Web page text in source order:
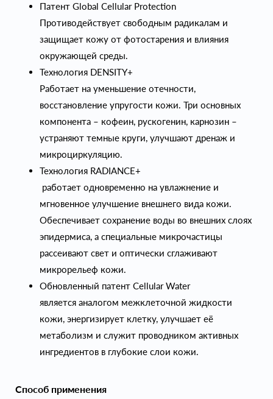
Патент Global Cellular Protection
Противодействует свободным радикалам и
защищает кожу от фотостарения и влияния
окружающей среды.
Технология DENSITY+
Работает на уменьшение отечности,
восстановление упругости кожи. Три основных
компонента – кофеин, рускогенин, карнозин –
устраняют темные круги, улучшают дренаж и
микроциркуляцию.
Технология RADIANCE+
работает одновременно на увлажнение и
мгновенное улучшение внешнего вида кожи.
Обеспечивает сохранение воды во внешних слоях
эпидермиса, а специальные микрочастицы
рассеивают свет и оптически сглаживают
микрорельеф кожи.
Обновленный патент Cellular Water
является аналогом межклеточной жидкости
кожи, энергизирует клетку, улучшает её
метаболизм и служит проводником активных
ингредиентов в глубокие слои кожи.
Способ применения